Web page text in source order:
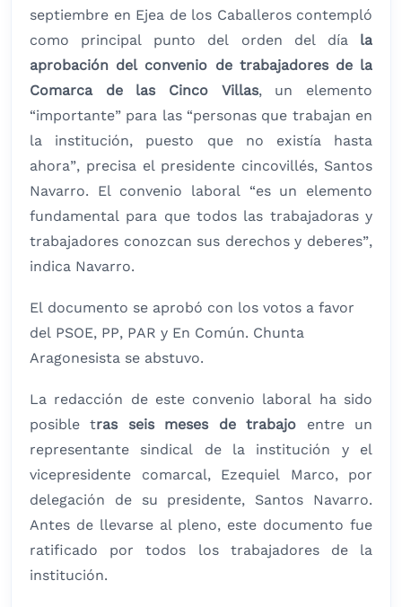
septiembre en Ejea de los Caballeros contempló
como principal punto del orden del día la
aprobación del convenio de trabajadores de la
Comarca de las Cinco Villas, un elemento
“importante” para las “personas que trabajan en
la institución, puesto que no existía hasta
ahora”, precisa el presidente cincovillés, Santos
Navarro. El convenio laboral “es un elemento
fundamental para que todos las trabajadoras y
trabajadores conozcan sus derechos y deberes”,
indica Navarro.
El documento se aprobó con los votos a favor
del PSOE, PP, PAR y En Común. Chunta
Aragonesista se abstuvo.
La redacción de este convenio laboral ha sido
posible tras seis meses de trabajo entre un
representante sindical de la institución y el
vicepresidente comarcal, Ezequiel Marco, por
delegación de su presidente, Santos Navarro.
Antes de llevarse al pleno, este documento fue
ratificado por todos los trabajadores de la
institución.